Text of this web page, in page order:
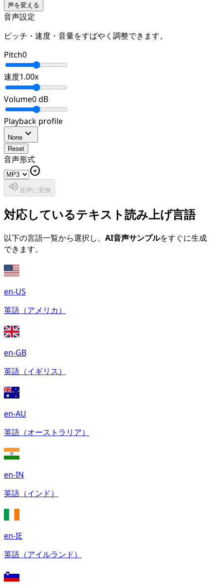
声を変える
音声設定
ピッチ・速度・音量をすばやく調整できます。
Pitch0
速度1.00x
Volume0dB
Playback profile
None expand_more
Reset
音声形式
arrow_drop_down_circle
volume_up 音声に変換
対応しているテキスト読み上げ言語
以下の言語一覧から選択し、 AI音声サンプルをすぐに生成
できます。
en-US
英語（アメリカ）
en-GB
英語（イギリス）
en-AU
英語（オーストラリア）
en-IN
英語（インド）
en-IE
英語（アイルランド）